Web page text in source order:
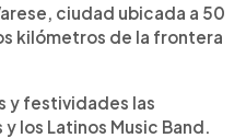
ciudad ubicada a 50
kilómetros de la frontera
y festividades las
los Latinos Music Band.